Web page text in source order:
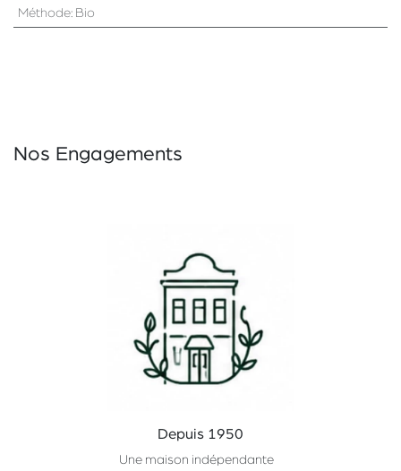
Méthode: Bio
Nos Engagements
Depuis 1950
Une maison indépendante